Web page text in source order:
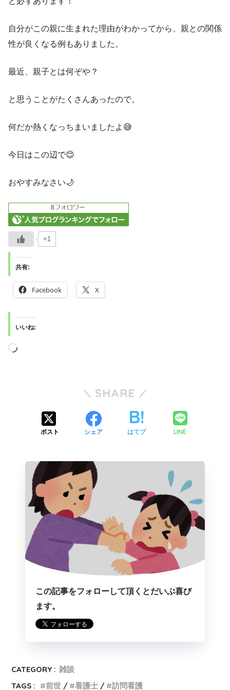
自分がこの親に生まれた理由がわかってから、親との関係
性が良くなる例もありました。
最近、親子とは何ぞや？
と思うことがたくさんあったので。
何だか熱くなっちまいましたよ😅
今日はこの辺で😊
おやすみなさい🌙
+1
共有:
Facebook X
いいね:
SHARE
ポスト シェア はてブ LINE
この記事をフォローして頂くとだいぶ喜び
ます。
CATEGORY : 雑談
TAGS :
前世 看護士 訪問看護